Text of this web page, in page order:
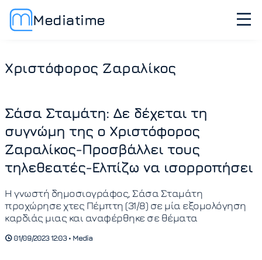
Mediatime
Χριστόφορος Ζαραλίκος
Σάσα Σταμάτη: Δε δέχεται τη
συγνώμη της ο Χριστόφορος
Ζαραλίκος-Προσβάλλει τους
τηλεθεατές-Ελπίζω να ισορροπήσει
Η γνωστή δημοσιογράφος, Σάσα Σταμάτη
προχώρησε χτες Πέμπτη (31/8) σε μία εξομολόγηση
καρδιάς μιας και αναφέρθηκε σε θέματα
01/09/2023 12:03 • Media